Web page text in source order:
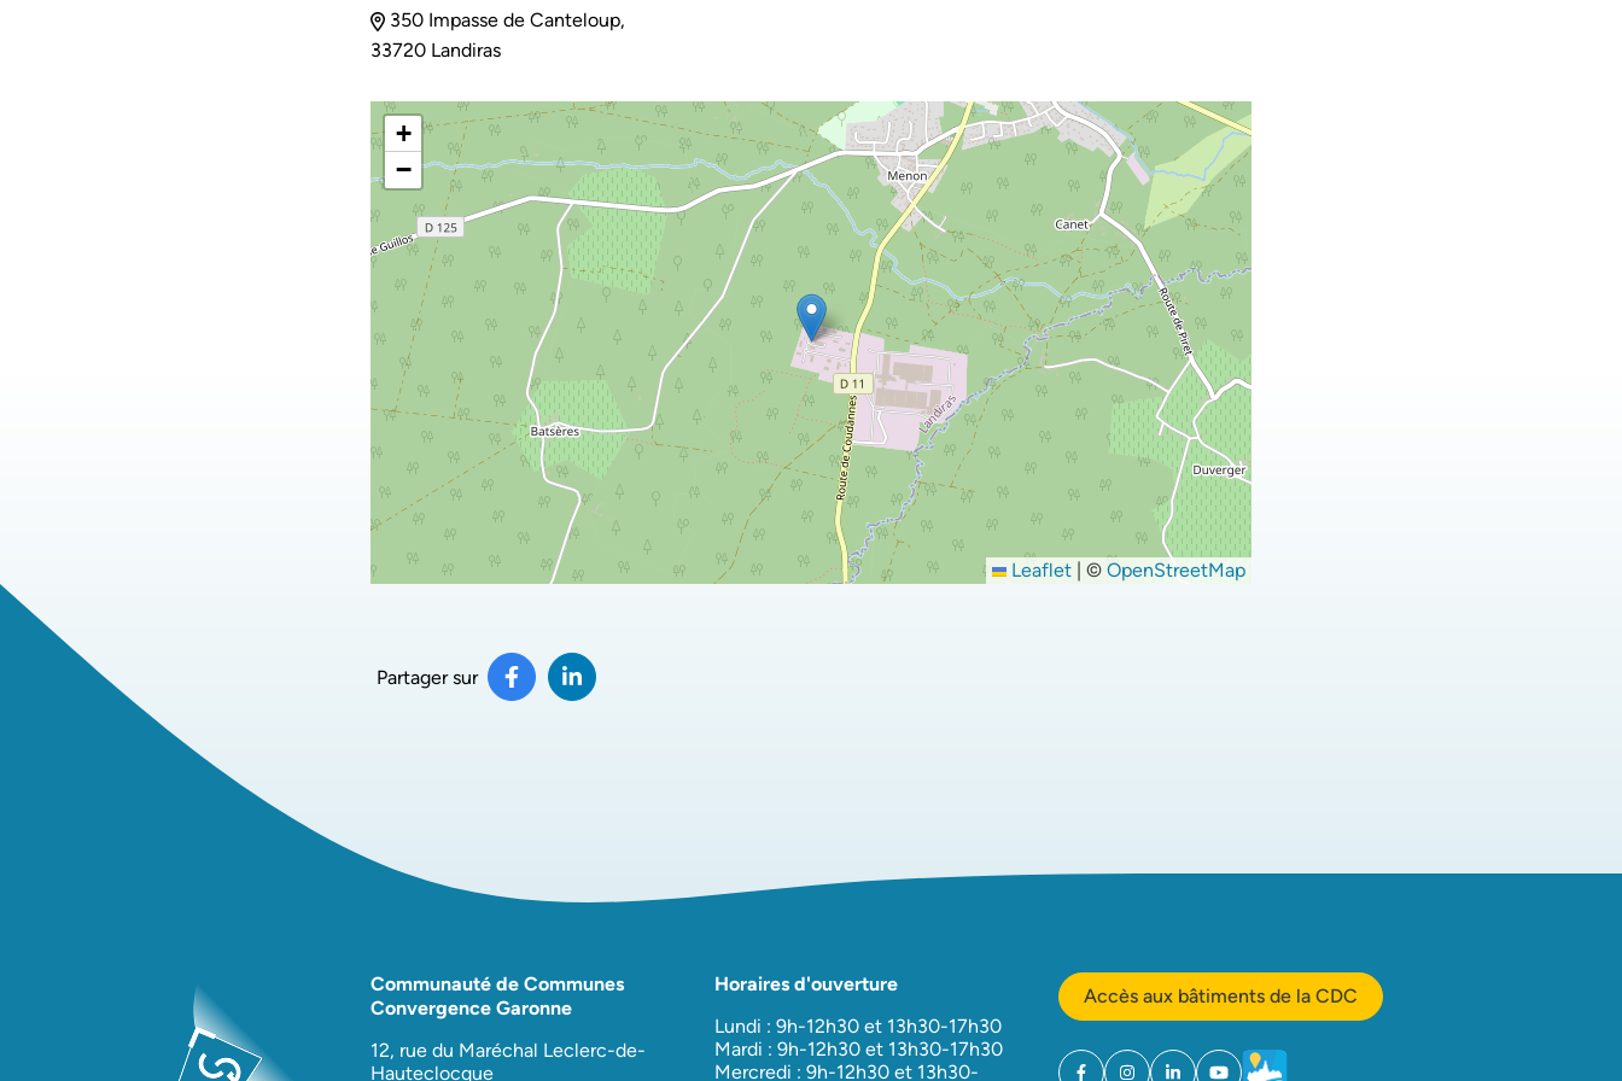
350 Impasse de Canteloup,
33720 Landiras
+
−
Leaflet | © OpenStreetMap
Partager sur Partager sur Facebook
(ouverture dans un nouvel onglet)
Partager sur LinkedIn
(ouverture dans un nouvel onglet)
Communauté de Communes
Convergence Garonne
12, rue du Maréchal Leclerc-de-
Hauteclocque
Horaires d'ouverture
Lundi : 9h-12h30 et 13h30-17h30
Mardi : 9h-12h30 et 13h30-17h30
Mercredi : 9h-12h30 et 13h30-
Accès aux bâtiments de la CDC